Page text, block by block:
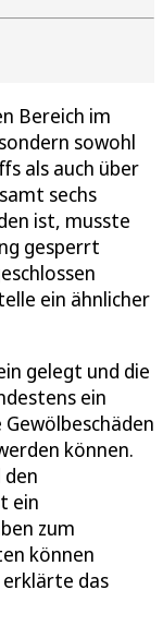
Bereich im
sowohl
als auch über
sechs
ist, musste
gesperrt
ein ähnlicher
gelegt und die
ein
können.
ein
zum
können
das